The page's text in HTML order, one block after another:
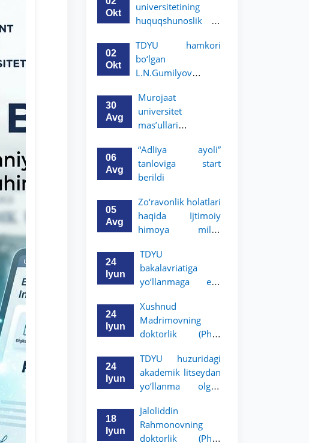
dasturini e’lon qildi
Okt
universitetining
huquqshunoslik va
boʻyicha
magistratura dasturi
stipendiyasiga
qilish boshlandi
02
Okt
TDYU hamkori
bo‘lgan
L.N.Gumilyov
Yevroosiyo milliy
universiteti 2-3-kurs
talabalari uchun
dasturini e’lon qiladi
30
Avg
Murojaat
universitet
mas’ullari
chiqilmoqda
06
Avg
“Adliya ayoli”
tanloviga start
berildi
05
Avg
Zo‘ravonlik holatlari
haqida Ijtimoiy
himoya milliy
hududiy
boʻlinmalariga
murojaat qiling
24
Iyun
TDYU
bakalavriatiga
yo‘llanmaga ega
litsey
bitiruvchilarini
o‘qishga qabul
arizalar qabuli
boshlandi
24
Iyun
Xushnud
Madrimovning
doktorlik (PhD)
himoyasi bo‘lib
o‘tadi
24
Iyun
TDYU huzuridagi
akademik litseydan
yo‘llanma olgan
yakka tartibdagi
suhbat savollari
18
Iyun
Jaloliddin
Rahmonovning
doktorlik (PhD)